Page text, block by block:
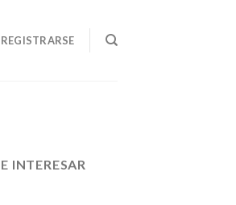
INTERESAR